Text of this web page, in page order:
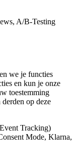
A/B-Testing
we je functies
en kun je onze
toestemming
op deze
Tracking)
Mode, Klarna,